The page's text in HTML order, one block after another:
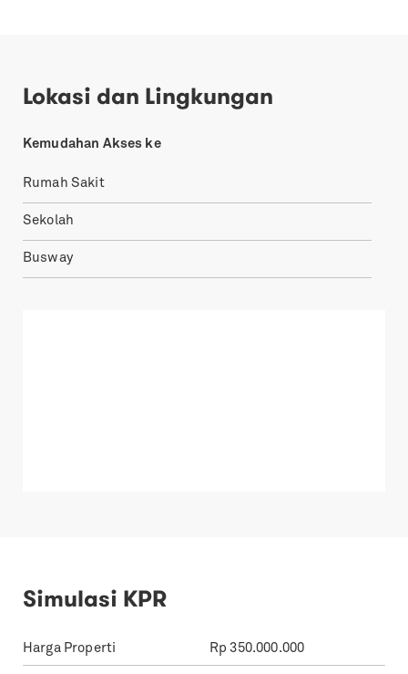
Lokasi dan Lingkungan
Kemudahan Akses ke
Rumah Sakit
Sekolah
Busway
Simulasi KPR
Harga Properti Rp 350.000.000